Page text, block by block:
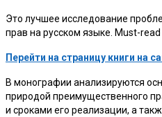
Это лучшее исследование
прав на русском языке. Must-read
Перейти на страницу книги на
В монографии анализируются
природой преимущественного
и сроками его реализации, а